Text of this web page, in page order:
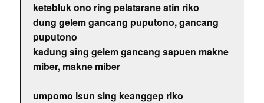
ketebluk ono ring pelatarane atin riko
dung gelem gancang puputono, gancang
puputono
kadung sing gelem gancang sapuen makne
miber, makne miber
umpomo isun sing keanggep riko